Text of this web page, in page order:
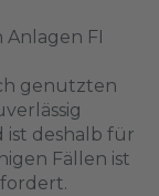
FI
genutzten
ist deshalb für
Fällen ist